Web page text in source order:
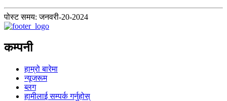
पोस्ट समय: जनवरी-20-2024
कम्पनी
हाम्रो बारेमा
न्यूजरूम
ब्लग
हामीलाई सम्पर्क गर्नुहोस्